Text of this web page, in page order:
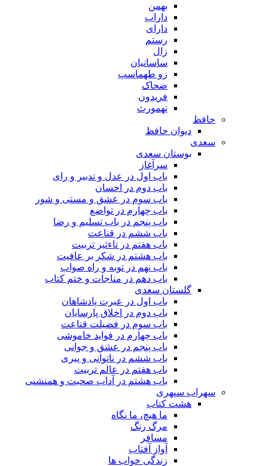
بهمن
داراب
دارای
رستم
زال
ساسانیان
زو طهماسپ‏
ضحاک
فریدون
تهمورث
حافظ
دیوان حافظ
سعدی
بوستان سعدی
سرآغاز
باب اول در عدل و تدبیر و رای
باب دوم در احسان
باب سوم در عشق و مستی و شور
باب چهارم در تواضع
باب پنجم در باب تسلیم و رضا
باب ششم در قناعت
باب هفتم در تاءثیر تربیت
باب هشتم در شکر بر عافیت
باب نهم در توبه و راه صواب
باب دهم در مناجات و ختم کتاب
گلستان سعدی
باب اول در عبرت پادشاهان
باب دوم در اخلاق پارسایان
باب سوم در فضیلت قناعت
باب چهارم در فواید خاموشى
باب پنجم در عشق و جوانى
باب ششم در ناتوانى و پیرى
باب هفتم در عالم تربیت
باب هشتم در آداب صحبت و همنشنى
سهراب سپهری
هشت کتاب
ما هیچ، ما نگاه
مرگ رنگ
مسافر
آواز آفتاب
زندگی خواب ها